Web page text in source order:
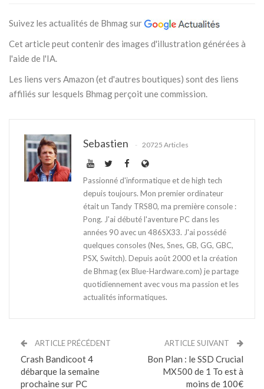
Suivez les actualités de Bhmag sur
Cet article peut contenir des images d'illustration générées à
l'aide de l'IA.
Les liens vers Amazon (et d'autres boutiques) sont des liens
affiliés sur lesquels Bhmag perçoit une commission.
Sebastien 20725 Articles
Passionné d'informatique et de high tech
depuis toujours. Mon premier ordinateur
était un Tandy TRS80, ma première console :
Pong. J'ai débuté l'aventure PC dans les
années 90 avec un 486SX33. J'ai possédé
quelques consoles (Nes, Snes, GB, GG, GBC,
PSX, Switch). Depuis août 2000 et la création
de Bhmag (ex Blue-Hardware.com) je partage
quotidiennement avec vous ma passion et les
actualités informatiques.
ARTICLE PRÉCÉDENT
Crash Bandicoot 4
débarque la semaine
prochaine sur PC
ARTICLE SUIVANT
Bon Plan : le SSD Crucial
MX500 de 1 To est à
moins de 100€